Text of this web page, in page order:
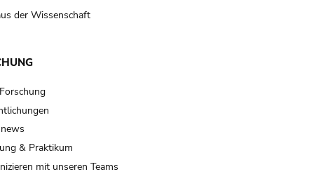
der Wissenschaft
& Praktikum
mit unseren Teams